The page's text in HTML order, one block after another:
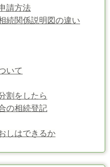
請方法
続関係説明図の違い
いて
割をしたら
の相続登記
しはできるか